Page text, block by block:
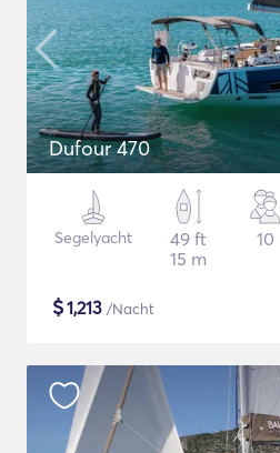
Dufour 470
Segelyacht
49 ft
15 m
10
$1,213 /Nacht